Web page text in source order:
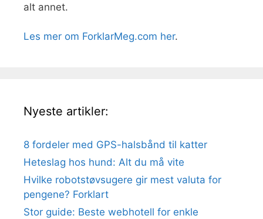
alt annet.
Les mer om ForklarMeg.com her.
Nyeste artikler:
8 fordeler med GPS-halsbånd til katter
Heteslag hos hund: Alt du må vite
Hvilke robotstøvsugere gir mest valuta for
pengene? Forklart
Stor guide: Beste webhotell for enkle